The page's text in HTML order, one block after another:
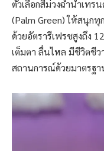
ตัวเลือกสีม่วงฉ่ำนำเทร
(Palm Green) ให้สนุก
ด้วยอัตรารีเฟรชสูงถึง
เต็มตา ลื่นไหล มีชีวิตชี
สถานการณ์ด้วยมาตรฐ